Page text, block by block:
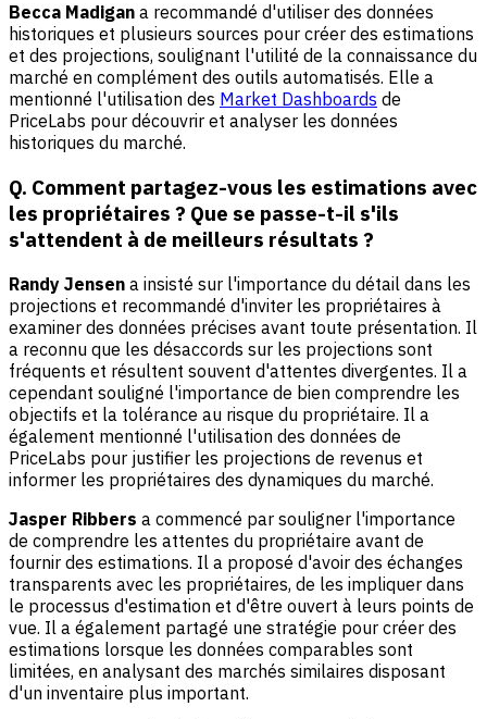
Becca Madigan a recommandé d'utiliser des données
historiques et plusieurs sources pour créer des estimations
et des projections, soulignant l'utilité de la connaissance du
marché en complément des outils automatisés. Elle a
mentionné l'utilisation des Market Dashboards de
PriceLabs pour découvrir et analyser les données
historiques du marché.
Q. Comment partagez-vous les estimations avec
les propriétaires ? Que se passe-t-il s'ils
s'attendent à de meilleurs résultats ?
Randy Jensen a insisté sur l'importance du détail dans les
projections et recommandé d'inviter les propriétaires à
examiner des données précises avant toute présentation. Il
a reconnu que les désaccords sur les projections sont
fréquents et résultent souvent d'attentes divergentes. Il a
cependant souligné l'importance de bien comprendre les
objectifs et la tolérance au risque du propriétaire. Il a
également mentionné l'utilisation des données de
PriceLabs pour justifier les projections de revenus et
informer les propriétaires des dynamiques du marché.
Jasper Ribbers a commencé par souligner l'importance
de comprendre les attentes du propriétaire avant de
fournir des estimations. Il a proposé d'avoir des échanges
transparents avec les propriétaires, de les impliquer dans
le processus d'estimation et d'être ouvert à leurs points de
vue. Il a également partagé une stratégie pour créer des
estimations lorsque les données comparables sont
limitées, en analysant des marchés similaires disposant
d'un inventaire plus important.